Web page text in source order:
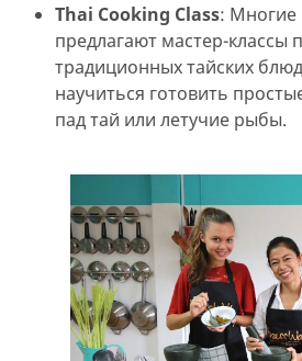
Thai Cooking Class: Многие
предлагают мастер-классы
традиционных тайских
научиться готовить
пад тай или летучие рыбы.